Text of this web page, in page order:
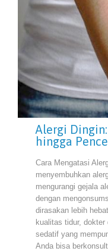
Alergi
hingga
Cara Mengatasi
menyembuhkan
mengurangi gejala
dengan
dirasakan lebih
kualitas tidur,
sedatif yang
Anda bisa